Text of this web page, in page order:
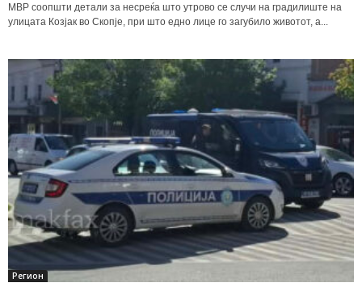
МВР соопшти детали за несреќа што утрово се случи на градилиште на
улицата Козјак во Скопје, при што едно лице го загубило животот, а...
Регион